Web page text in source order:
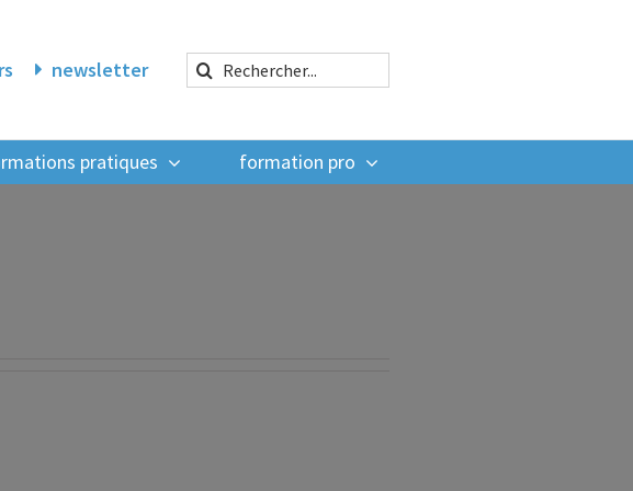
newsletter Rechercher:
pratiques formation pro